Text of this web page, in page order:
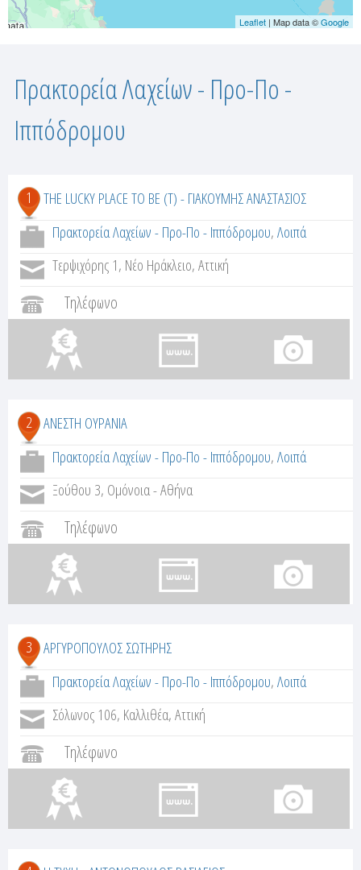
Leaflet | Map data ©Google
Πρακτορεία Λαχείων - Προ-Πο -
Ιππόδρομου
1
THE LUCKY PLACE TO BE (T) - ΓΙΑΚΟΥΜΗΣ ΑΝΑΣΤΑΣΙΟΣ
Πρακτορεία Λαχείων - Προ-Πο - Ιππόδρομου,Λοιπά
Τερψιχόρης 1, Νέο Ηράκλειο, Αττική
Τηλέφωνο
2 ΑΝΕΣΤΗ ΟΥΡΑΝΙΑ
Πρακτορεία Λαχείων - Προ-Πο - Ιππόδρομου,Λοιπά
Ξούθου 3, Ομόνοια - Αθήνα
Τηλέφωνο
3 ΑΡΓΥΡΟΠΟΥΛΟΣ ΣΩΤΗΡΗΣ
Πρακτορεία Λαχείων - Προ-Πο - Ιππόδρομου,Λοιπά
Σόλωνος 106, Καλλιθέα, Αττική
Τηλέφωνο